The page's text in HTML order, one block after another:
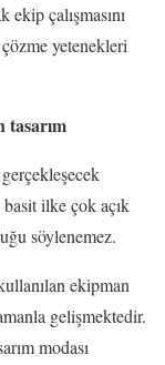
çalışmasını
çözme yetenekleri
ilke çok açık
söylenemez.
ekipman
gelişmektedir.
modası